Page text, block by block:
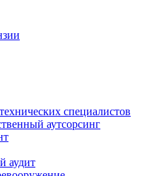
специалистов
аутсорсинг
аудит